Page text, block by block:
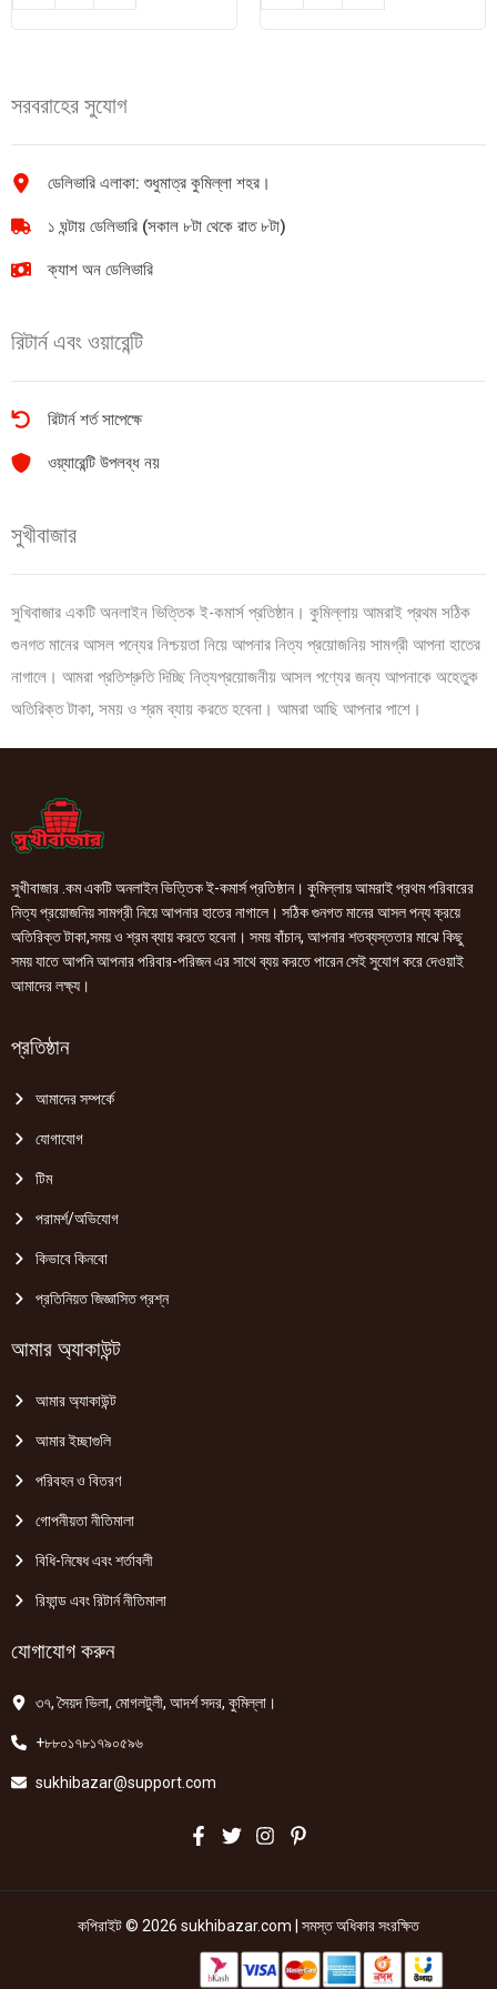
চিনিগুড়া
সুগন্ধি
quantity
ফুল
ক্রিম
সরবরাহের সুযোগ
ডেলিভারি এলাকা: শুধুমাত্র কুমিল্লা শহর।
১ ঘন্টায় ডেলিভারি (সকাল ৮টা থেকে রাত ৮টা)
ক্যাশ অন ডেলিভারি
রিটার্ন এবং ওয়ারেন্টি
রিটার্ন শর্ত সাপেক্ষে
ওয়্যারেন্টি উপলব্ধ নয়
সুখীবাজার
সুখিবাজার একটি অনলাইন ভিত্তিক ই-কমার্স প্রতিষ্ঠান। কুমিল্লায় আমরাই প্রথম সঠিক
গুনগত মানের আসল পন্যের নিশ্চয়তা নিয়ে আপনার নিত্য প্রয়োজনিয় সামগ্রী আপনা হাতের
নাগালে। আমরা প্রতিশ্রুতি দিচ্ছি নিত্যপ্রয়োজনীয় আসল পণ্যের জন্য আপনাকে অহেতুক
অতিরিক্ত টাকা, সময় ও শ্রম ব্যায় করতে হবেনা। আমরা আছি আপনার পাশে।
সুখীবাজার .কম একটি অনলাইন ভিত্তিক ই-কমার্স প্রতিষ্ঠান। কুমিল্লায় আমরাই প্রথম পরিবারের
নিত্য প্রয়োজনিয় সামগ্রী নিয়ে আপনার হাতের নাগালে। সঠিক গুনগত মানের আসল পন্য ক্রয়ে
অতিরিক্ত টাকা,সময় ও শ্রম ব্যায় করতে হবেনা। সময় বাঁচান, আপনার শতব্যস্ততার মাঝে কিছু
সময় যাতে আপনি আপনার পরিবার-পরিজন এর সাথে ব্যয় করতে পারেন সেই সুযোগ করে দেওয়াই
আমাদের লক্ষ্য।
প্রতিষ্ঠান
আমাদের সম্পর্কে
যোগাযোগ
টিম
পরামর্শ/অভিযোগ
কিভাবে কিনবো
প্রতিনিয়ত জিজ্ঞাসিত প্রশ্ন
আমার অ্যাকাউন্ট
আমার অ্যাকাউন্ট
আমার ইচ্ছাগুলি
পরিবহন ও বিতরণ
গোপনীয়তা নীতিমালা
বিধি-নিষেধ এবং শর্তাবলী
রিফান্ড এবং রিটার্ন নীতিমালা
যোগাযোগ করুন
৩৭, সৈয়দ ভিলা, মোগলটুলী, আদর্শ সদর, কুমিল্লা।
+৮৮০১৭৮১৭৯০৫৯৬
sukhibazar@support.com
কপিরাইট © 2026 sukhibazar.com | সমস্ত অধিকার সংরক্ষিত